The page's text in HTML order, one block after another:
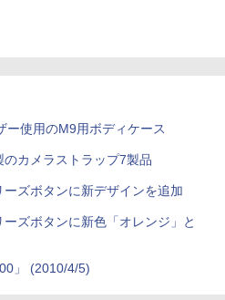
ー使用のM9用ボディケース
カメラストラップ7製品
ズボタンに新デザインを追加
ズボタンに新色「オレンジ」と
」 (2010/4/5)